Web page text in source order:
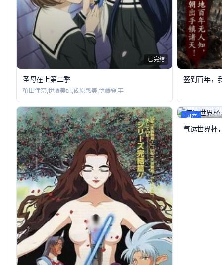
已完结
圣母在上第二季
植田佳奈,伊藤美纪,筱原惠美,伊藤静,丰
签到百年，
国产
气运世界杯